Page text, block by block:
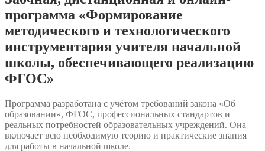
программа «Формирование
методического и технологического
инструментария учителя начальной
школы, обеспечивающего реализацию
ФГОС»
Программа разработана с учётом требований закона «Об
образовании», ФГОС, профессиональных стандартов и
реальных потребностей образовательных учреждений. Она
включает всю необходимую теорию и практические знания
для работы в начальной школе.